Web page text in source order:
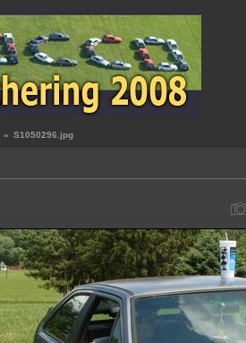
» S1050296.jpg